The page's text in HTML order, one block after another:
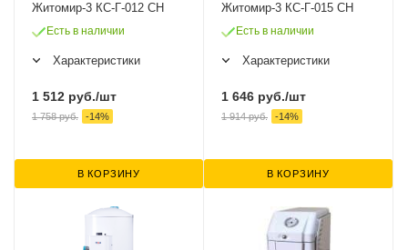
Житомир-3 КС-Г-012 СН
Есть в наличии
Характеристики
1 512 руб./шт
1 758руб. -14%
В КОРЗИНУ
Житомир-3 КС-Г-015 СН
Есть в наличии
Характеристики
1 646 руб./шт
1 914руб. -14%
В КОРЗИНУ